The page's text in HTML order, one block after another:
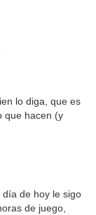
lo diga, que es
que hacen (y
de hoy le sigo
de juego,